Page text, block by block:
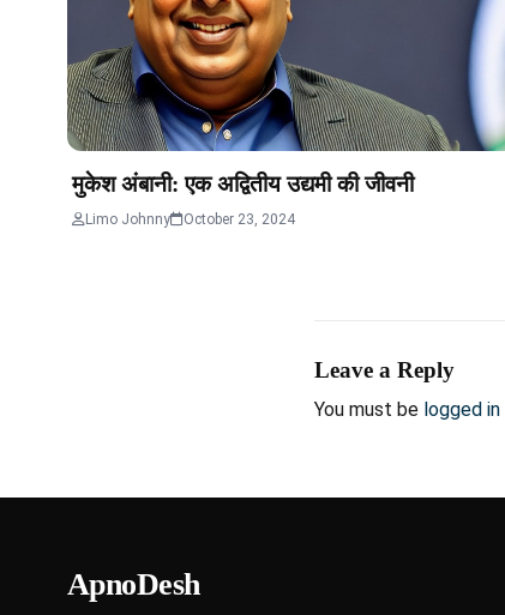
मुकेश अंबानी: एक अद्वितीय उद्यमी की जीवनी
Limo Johnny October 23, 2024
Leave a Reply
You must be logged in
ApnoDesh